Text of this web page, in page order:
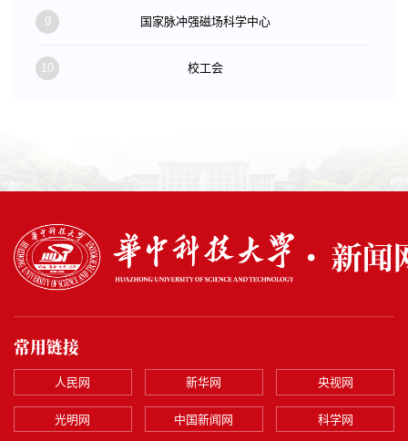
9 国家脉冲强磁场科学中心
10 校工会
常用链接
人民网 新华网 央视网
光明网 中国新闻网 科学网